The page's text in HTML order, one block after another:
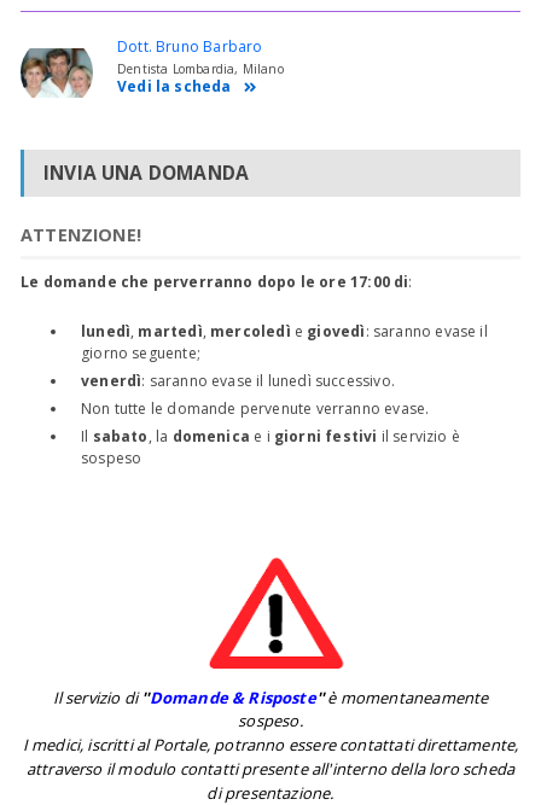
Dott. Bruno Barbaro
Dentista Lombardia, Milano
Vedi la scheda
INVIA UNA DOMANDA
ATTENZIONE!
Le domande che perverranno dopo le ore 17:00 di:
lunedì, martedì, mercoledì e giovedì: saranno evase il
giorno seguente;
venerdì: saranno evase il lunedì successivo.
Non tutte le domande pervenute verranno evase.
Il sabato, la domenica e i giorni festivi il servizio è
sospeso
Il servizio di''Domande & Risposte''è momentaneamente
sospeso.
I medici, iscritti al Portale, potranno essere contattati direttamente,
attraverso il modulo contatti presente all'interno della loro scheda
di presentazione.